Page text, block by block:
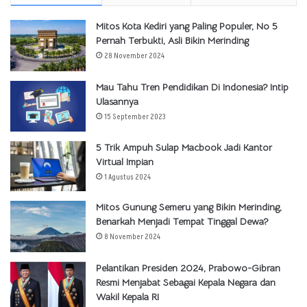
Mitos Kota Kediri yang Paling Populer, No 5
Pernah Terbukti, Asli Bikin Merinding
28 November 2024
Mau Tahu Tren Pendidikan Di Indonesia? Intip
Ulasannya
15 September 2023
5 Trik Ampuh Sulap Macbook Jadi Kantor
Virtual Impian
1 Agustus 2024
Mitos Gunung Semeru yang Bikin Merinding,
Benarkah Menjadi Tempat Tinggal Dewa?
8 November 2024
Pelantikan Presiden 2024, Prabowo-Gibran
Resmi Menjabat Sebagai Kepala Negara dan
Wakil Kepala RI